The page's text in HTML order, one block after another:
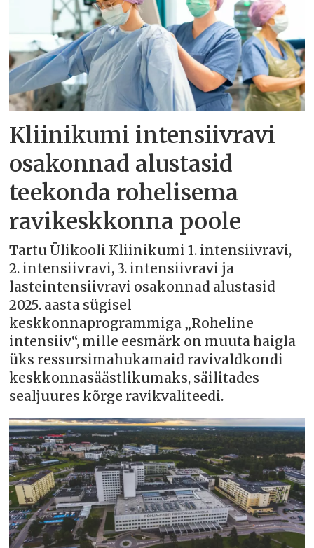
Kliinikumi intensiivravi
osakonnad alustasid
teekonda rohelisema
ravikeskkonna poole
Tartu Ülikooli Kliinikumi 1. intensiivravi,
2. intensiivravi, 3. intensiivravi ja
lasteintensiivravi osakonnad alustasid
2025. aasta sügisel
keskkonnaprogrammiga „Roheline
intensiiv“, mille eesmärk on muuta haigla
üks ressursimahukamaid ravivaldkondi
keskkonnasäästlikumaks, säilitades
sealjuures kõrge ravikvaliteedi.